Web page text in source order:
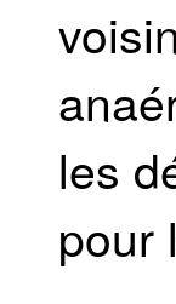
les
pour